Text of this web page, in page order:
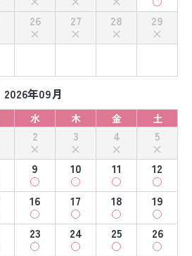
26 27 28
29
2026年09月
水 木 金 土
2 3 4
5
9 10 11
12
16 17 18
19
23 24 25
26